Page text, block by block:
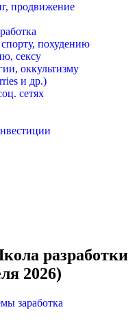
продвижение
похудению
сексу
оккультизму
и др.)
сетях
разработки
2026)
заработка